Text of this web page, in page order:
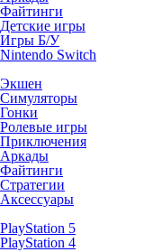
Файтинги
Детские игры
Игры Б/У
Nintendo Switch
Экшен
Симуляторы
Гонки
Ролевые игры
Приключения
Аркады
Файтинги
Стратегии
Аксессуары
PlayStation 5
PlayStation 4